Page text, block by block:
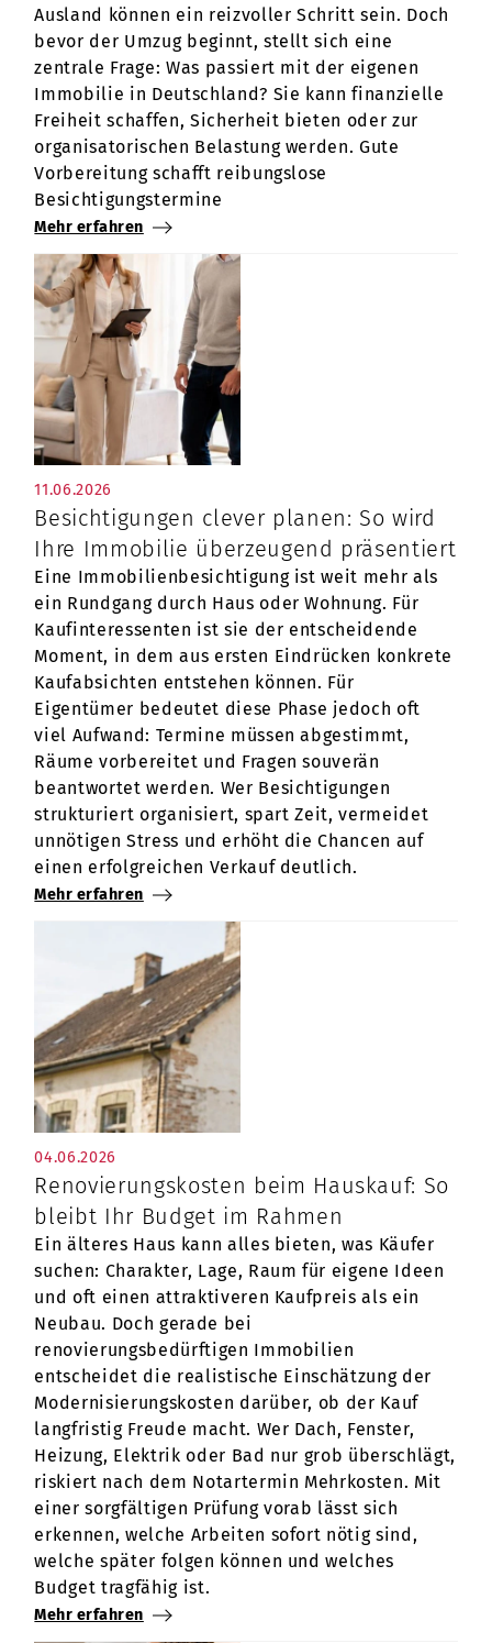
Ausland können ein reizvoller Schritt sein. Doch
bevor der Umzug beginnt, stellt sich eine
zentrale Frage: Was passiert mit der eigenen
Immobilie in Deutschland? Sie kann finanzielle
Freiheit schaffen, Sicherheit bieten oder zur
organisatorischen Belastung werden. Gute
Vorbereitung schafft reibungslose
Besichtigungstermine
Mehr erfahren
11.06.2026
Besichtigungen clever planen: So wird
Ihre Immobilie überzeugend präsentiert
Eine Immobilienbesichtigung ist weit mehr als
ein Rundgang durch Haus oder Wohnung. Für
Kaufinteressenten ist sie der entscheidende
Moment, in dem aus ersten Eindrücken konkrete
Kaufabsichten entstehen können. Für
Eigentümer bedeutet diese Phase jedoch oft
viel Aufwand: Termine müssen abgestimmt,
Räume vorbereitet und Fragen souverän
beantwortet werden. Wer Besichtigungen
strukturiert organisiert, spart Zeit, vermeidet
unnötigen Stress und erhöht die Chancen auf
einen erfolgreichen Verkauf deutlich.
Mehr erfahren
04.06.2026
Renovierungskosten beim Hauskauf: So
bleibt Ihr Budget im Rahmen
Ein älteres Haus kann alles bieten, was Käufer
suchen: Charakter, Lage, Raum für eigene Ideen
und oft einen attraktiveren Kaufpreis als ein
Neubau. Doch gerade bei
renovierungsbedürftigen Immobilien
entscheidet die realistische Einschätzung der
Modernisierungskosten darüber, ob der Kauf
langfristig Freude macht. Wer Dach, Fenster,
Heizung, Elektrik oder Bad nur grob überschlägt,
riskiert nach dem Notartermin Mehrkosten. Mit
einer sorgfältigen Prüfung vorab lässt sich
erkennen, welche Arbeiten sofort nötig sind,
welche später folgen können und welches
Budget tragfähig ist.
Mehr erfahren